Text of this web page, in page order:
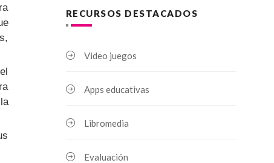
RECURSOS DESTACADOS
Video juegos
Apps educativas
Libromedia
Evaluación